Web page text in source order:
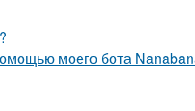
моего бота